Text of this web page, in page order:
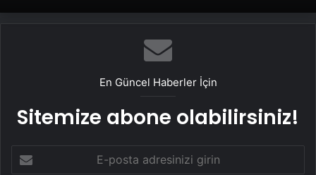
En Güncel Haberler İçin
Sitemize abone olabilirsiniz!
posta